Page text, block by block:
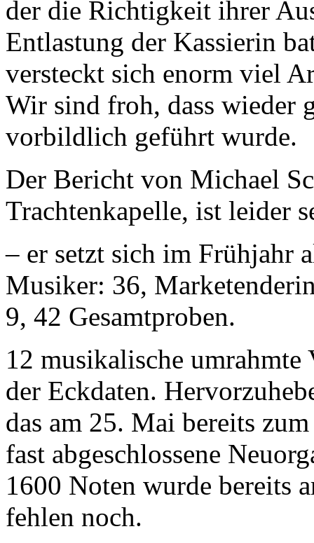
der die Richtigkeit ihrer
Entlastung der Kassierin
versteckt sich enorm viel
Wir sind froh, dass wieder
vorbildlich geführt wurde.
Der Bericht von Michael
Trachtenkapelle, ist leider
– er setzt sich im Frühjahr
Musiker: 36,
9, 42 Gesamtproben.
12 musikalische
der Eckdaten.
das am 25. Mai bereits
fast abgeschlossene
1600 Noten wurde bereits
fehlen noch.